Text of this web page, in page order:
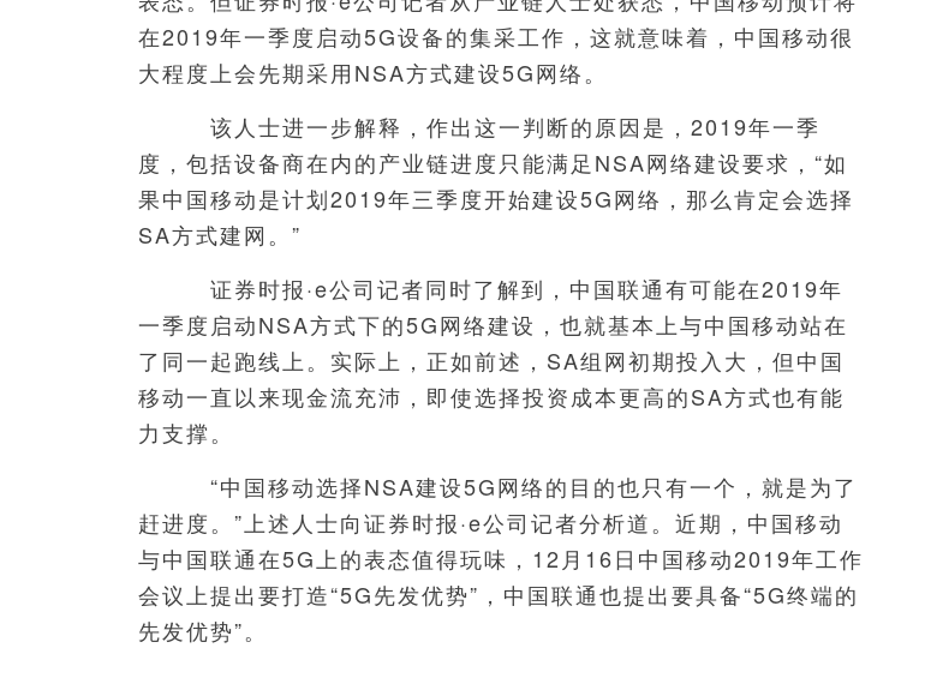
在2019年一季度启动5G设备的集采工作，这就意味着，中国移动很
大程度上会先期采用NSA方式建设5G网络。
该人士进一步解释，作出这一判断的原因是，2019年一季
度，包括设备商在内的产业链进度只能满足NSA网络建设要求，“如
果中国移动是计划2019年三季度开始建设5G网络，那么肯定会选择
SA方式建网。”
证券时报·e公司记者同时了解到，中国联通有可能在2019年
一季度启动NSA方式下的5G网络建设，也就基本上与中国移动站在
了同一起跑线上。实际上，正如前述，SA组网初期投入大，但中国
移动一直以来现金流充沛，即使选择投资成本更高的SA方式也有能
力支撑。
“中国移动选择NSA建设5G网络的目的也只有一个，就是为了
赶进度。”上述人士向证券时报·e公司记者分析道。近期，中国移动
与中国联通在5G上的表态值得玩味，12月16日中国移动2019年工作
会议上提出要打造“5G先发优势”，中国联通也提出要具备“5G终端的
先发优势”。